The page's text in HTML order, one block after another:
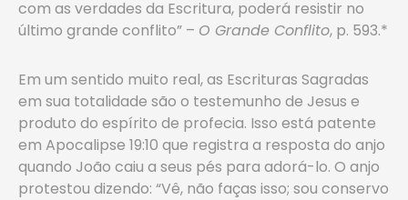
com as verdades da Escritura, poderá resistir no
último grande conflito” – O Grande Conflito, p. 593.*
Em um sentido muito real, as Escrituras Sagradas
em sua totalidade são o testemunho de Jesus e
produto do espírito de profecia. Isso está patente
em Apocalipse 19:10 que registra a resposta do anjo
quando João caiu a seus pés para adorá-lo. O anjo
protestou dizendo: “Vê, não faças isso; sou conservo